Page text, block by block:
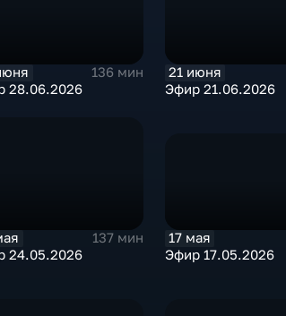
136 мин
28.06.2026
21 июня
Эфир 21.06.2026
137 мин
24.05.2026
17 мая
Эфир 17.05.2026